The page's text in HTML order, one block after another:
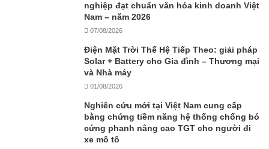
nghiệp đạt chuẩn văn hóa kinh doanh Việt
Nam – năm 2026
07/08/2026
Điện Mặt Trời Thế Hệ Tiếp Theo: giải pháp
Solar + Battery cho Gia đình – Thương mại
và Nhà máy
01/08/2026
Nghiên cứu mới tại Việt Nam cung cấp
bằng chứng tiềm năng hệ thống chống bó
cứng phanh nâng cao TGT cho người đi
xe mô tô